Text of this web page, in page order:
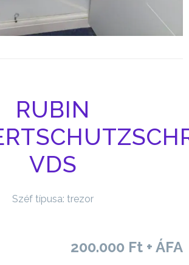
RUBIN
VDS
Széf típusa: trezor
200.000 Ft + ÁFA